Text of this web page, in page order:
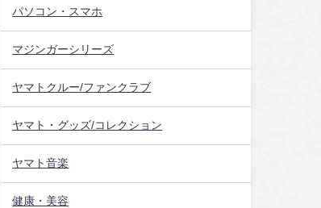
パソコン・スマホ
マジンガーシリーズ
ヤマトクルー/ファンクラブ
ヤマト・グッズ/コレクション
ヤマト音楽
健康・美容